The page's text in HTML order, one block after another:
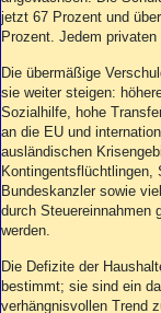
jetzt 67 Prozent und
Prozent. Jedem
Die übermäßige
sie weiter steigen:
Sozialhilfe, hohe
an die EU und
ausländischen
Kontingentsflüchtlingen,
Bundeskanzler sowie
durch Steuereinnahmen
werden.
Die Defizite der
bestimmt; sie sind ein
verhängnisvollen Trend